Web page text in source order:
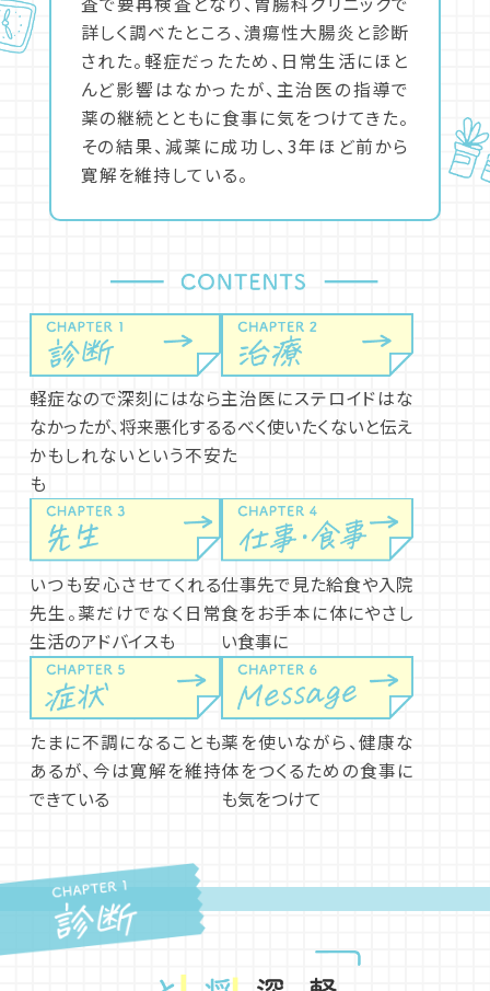
詳しく調べたところ、潰瘍性大腸炎と診断
された。軽症だったため、日常生活にほと
んど影響はなかったが、主治医の指導で
薬の継続とともに食事に気をつけてきた。
その結果、減薬に成功し、3年ほど前から
寛解を維持している。
軽症なので深刻にはなら
なかったが、将来悪化する
かもしれないという不安
も
主治医にステロイドはな
るべく使いたくないと伝え
た
いつも安心させてくれる
先生。薬だけでなく日常
生活のアドバイスも
仕事先で見た給食や入院
食をお手本に体にやさし
い食事に
たまに不調になることも
あるが、今は寛解を維持
できている
薬を使いながら、健康な
体をつくるための食事に
も気をつけて